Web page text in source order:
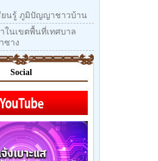
ยนรู้ ภูมิปัญญาชาวบ้าน
ในเขตพื้นที่เทศบาล
ซาง
Social